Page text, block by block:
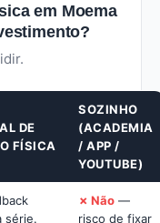
em Moema
DE
FÍSICA
SOZINHO
(ACADEMIA
/ APP /
YOUTUBE)
série.
✗ Não —
risco de fixar